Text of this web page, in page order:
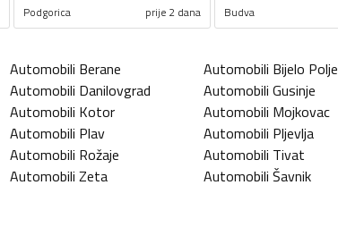
Podgorica prije 2 dana Budva
Automobili Berane Automobili Bijelo Polje
Automobili Danilovgrad Automobili Gusinje
Automobili Kotor Automobili Mojkovac
Automobili Plav Automobili Pljevlja
Automobili Rožaje Automobili Tivat
Automobili Zeta Automobili Šavnik